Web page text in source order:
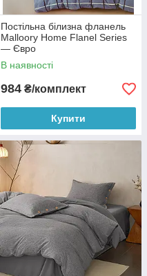
Постільна білизна фланель
Malloory Home Flanel Series
— Євро
В наявності
984 ₴/комплект
Купити